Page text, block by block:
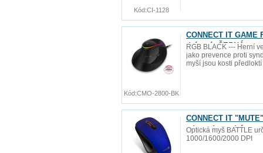
Kód:CI-1128
CONNECT IT
drátová, ČERNÁ
RGB BLACK --- Herní
jako prevence proti
myší jsou kosti
Kód:CMO-2800-BK
CONNECT IT
zdarma), modrá
Optická myš BATTLE
1000/1600/2000 DPI